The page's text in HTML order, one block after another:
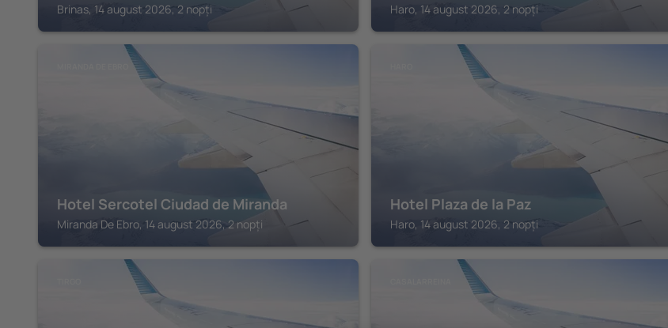
Brinas, 14 august 2026, 2 nopți Haro, 14 august 2026, 2 nopți
Hotel Sercotel Ciudad de Miranda
Miranda De Ebro, 14 august 2026, 2 nopți
Hotel Plaza de la Paz
Haro, 14 august 2026, 2 nopți